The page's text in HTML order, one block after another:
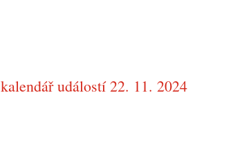
kalendář událostí 22. 11. 2024